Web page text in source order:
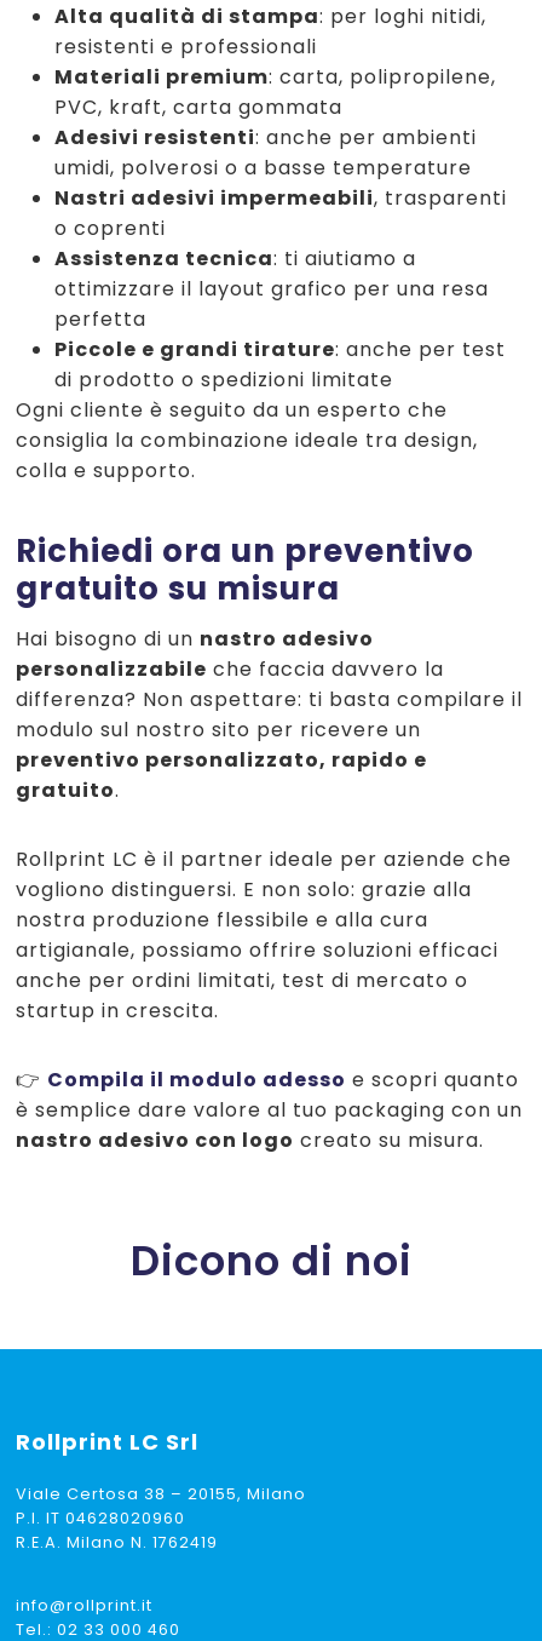
Alta qualità di stampa: per loghi nitidi,
resistenti e professionali
Materiali premium: carta, polipropilene,
PVC, kraft, carta gommata
Adesivi resistenti: anche per ambienti
umidi, polverosi o a basse temperature
Nastri adesivi impermeabili, trasparenti
o coprenti
Assistenza tecnica: ti aiutiamo a
ottimizzare il layout grafico per una resa
perfetta
Piccole e grandi tirature: anche per test
di prodotto o spedizioni limitate
Ogni cliente è seguito da un esperto che
consiglia la combinazione ideale tra design,
colla e supporto.
Richiedi ora un preventivo
gratuito su misura
Hai bisogno di un nastro adesivo
personalizzabile che faccia davvero la
differenza? Non aspettare: ti basta compilare il
modulo sul nostro sito per ricevere un
preventivo personalizzato, rapido e
gratuito.
Rollprint LC è il partner ideale per aziende che
vogliono distinguersi. E non solo: grazie alla
nostra produzione flessibile e alla cura
artigianale, possiamo offrire soluzioni efficaci
anche per ordini limitati, test di mercato o
startup in crescita.
👉 Compila il modulo adesso e scopri quanto
è semplice dare valore al tuo packaging con un
nastro adesivo con logo creato su misura.
Dicono di noi
Rollprint LC Srl
Viale Certosa 38 – 20155, Milano
P.I. IT 04628020960
R.E.A. Milano N. 1762419
info@rollprint.it
Tel.:02 33 000 460